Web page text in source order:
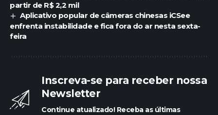
partir de R$ 2,2 mil
Aplicativo popular de câmeras chinesas iCSee
enfrenta instabilidade e fica fora do ar nesta sexta-
feira
Inscreva-se para receber nossa
Newsletter
Continue atualizado! Receba as últimas